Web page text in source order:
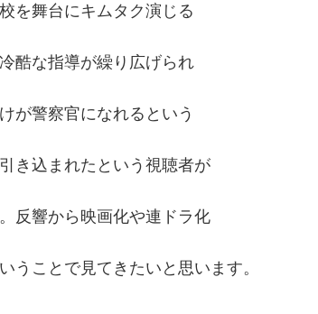
を舞台にキムタク演じる
酷な指導が繰り広げられ
が警察官になれるという
き込まれたという視聴者が
反響から映画化や連ドラ化
うことで見てきたいと思います。